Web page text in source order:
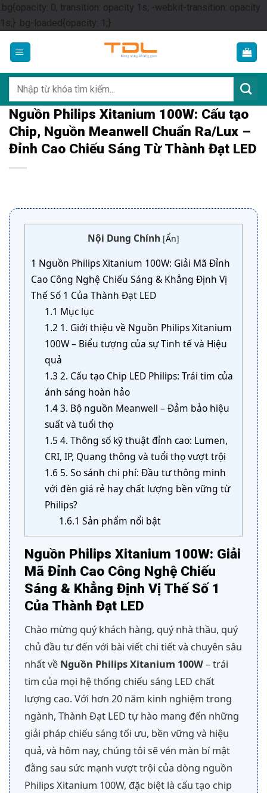
.bg{opacity: 0; transition: opacity 1s; -webkit-transition: opacity
1s;} .bg-loaded{opacity: 1;}Skip
content
kiếm:
Nguồn Philips Xitanium 100W: Cấu tạo
Chip, Nguồn Meanwell Chuẩn Ra/Lux –
Đỉnh Cao Chiếu Sáng Từ Thành Đạt LED
Nội Dung Chính [Ẩn]
1 Nguồn Philips Xitanium 100W: Giải Mã Đỉnh
Cao Công Nghệ Chiếu Sáng & Khẳng Định Vị
Thế Số 1 Của Thành Đạt LED
1.1 Mục lục
1.2 1. Giới thiệu về Nguồn Philips Xitanium
100W – Biểu tượng của sự Tinh tế và Hiệu
quả
1.3 2. Cấu tạo Chip LED Philips: Trái tim của
ánh sáng hoàn hảo
1.43. Bộ nguồn Meanwell – Đảm bảo hiệu
suất và tuổi thọ
1.5 4. Thông số kỹ thuật đỉnh cao: Lumen,
CRI, IP, Quang thông và tuổi thọ vượt trội
1.6 5. So sánh chi phí: Đầu tư thông minh
với đèn giá rẻ hay chất lượng bền vững từ
Philips?
1.6.1 Sản phẩm nổi bật
Nguồn Philips Xitanium 100W: Giải
Mã Đỉnh Cao Công Nghệ Chiếu
Sáng & Khẳng Định Vị Thế Số 1
Của Thành Đạt LED
Chào mừng quý khách hàng, quý nhà thầu, quý
chủ đầu tư đến với bài viết chi tiết và chuyên sâu
nhất về Nguồn Philips Xitanium 100W– trái
tim của mọi hệ thống chiếu sáng LED chất
lượng cao. Với hơn 20 năm kinh nghiệm trong
ngành, Thành Đạt LED tự hào mang đến những
giải pháp chiếu sáng tối ưu, bền vững và hiệu
quả, và hôm nay, chúng tôi sẽ vén màn bí mật
đằng sau sức mạnh vượt trội của dòng nguồn
Philips Xitanium 100W, đặc biệt là cấu tạo chip